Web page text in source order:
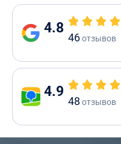
4.8
46отзывов
4.9
48 отзывов